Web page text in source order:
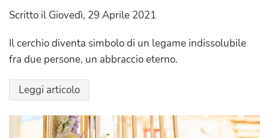
Scritto il Giovedì, 29 Aprile 2021
Il cerchio diventa simbolo di un legame indissolubile
fra due persone, un abbraccio eterno.
Leggi articolo